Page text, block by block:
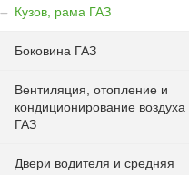
Кузов, рама ГАЗ
Боковина ГАЗ
Вентиляция, отопление и
кондиционирование воздуха
ГАЗ
Двери водителя и средняя